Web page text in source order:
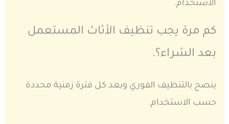
الاستخدام.
كم مرة يجب تنظيف الأثاث المستعمل
بعد الشراء؟.
ينصح بالتنظيف الفوري وبعد كل فترة زمنية محددة
حسب الاستخدام.